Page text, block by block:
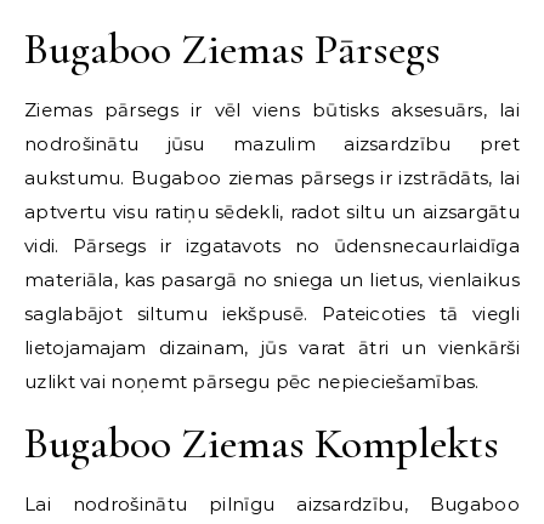
Bugaboo Ziemas Pārsegs
Ziemas pārsegs ir vēl viens būtisks aksesuārs, lai
nodrošinātu jūsu mazulim aizsardzību pret
aukstumu. Bugaboo ziemas pārsegs ir izstrādāts, lai
aptvertu visu ratiņu sēdekli, radot siltu un aizsargātu
vidi. Pārsegs ir izgatavots no ūdensnecaurlaidīga
materiāla, kas pasargā no sniega un lietus, vienlaikus
saglabājot siltumu iekšpusē. Pateicoties tā viegli
lietojamajam dizainam, jūs varat ātri un vienkārši
uzlikt vai noņemt pārsegu pēc nepieciešamības.
Bugaboo Ziemas Komplekts
Lai nodrošinātu pilnīgu aizsardzību, Bugaboo